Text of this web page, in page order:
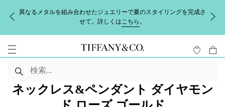
異なるメタルを組み合わせたジュエリーで夏のスタイリングを完成さ
せて。詳しくはこちら 。
ネックレス&ペンダント ダイヤモン